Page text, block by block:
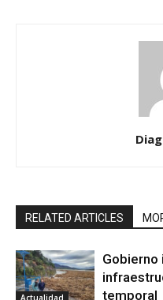
RELATED ARTICLES
Actualidad
Gobierno
temporal